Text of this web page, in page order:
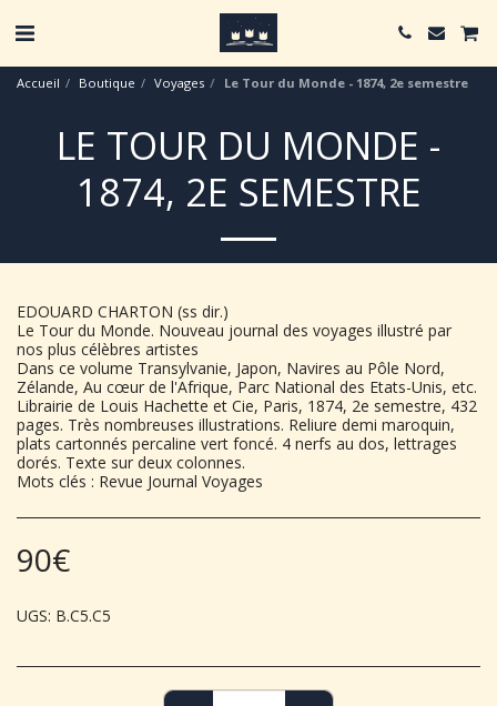
Accueil Boutique Voyages Le Tour du Monde - 1874, 2e semestre
LE TOUR DU MONDE -
1874, 2E SEMESTRE
EDOUARD CHARTON (ss dir.)
Le Tour du Monde. Nouveau journal des voyages illustré par
nos plus célèbres artistes
Dans ce volume Transylvanie, Japon, Navires au Pôle Nord,
Zélande, Au cœur de l'Afrique, Parc National des Etats-Unis, etc.
Librairie de Louis Hachette et Cie, Paris, 1874, 2e semestre, 432
pages. Très nombreuses illustrations. Reliure demi maroquin,
plats cartonnés percaline vert foncé. 4 nerfs au dos, lettrages
dorés. Texte sur deux colonnes.
Mots clés : Revue Journal Voyages
90€
UGS: B.C5.C5